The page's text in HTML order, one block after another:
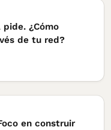
¿Cómo
de tu red?
en construir